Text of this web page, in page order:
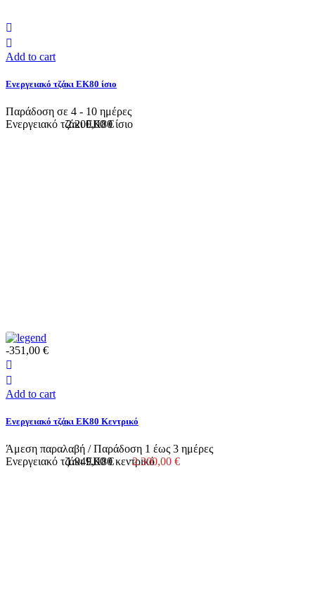
Add to cart
Ενεργειακό τζάκι ΕΚ80 ίσιο
Παράδοση σε 4 - 10 ημέρες
2.200,00 €
Ενεργειακό τζάκι ΕΚ80 ίσιο
-351,00 €
Add to cart
Ενεργειακό τζάκι ΕΚ80 Κεντρικό
Άμεση παραλαβή / Παράδoση 1 έως 3 ημέρες
1.949,00 €
2.300,00 €
Ενεργειακό τζάκι ΕΚ80 κεντρικό